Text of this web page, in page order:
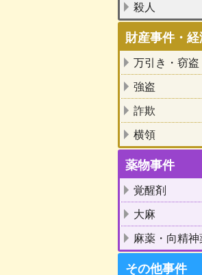
殺人
財産事件・
万引き・窃盗
強盗
詐欺
横領
薬物事件
覚醒剤
大麻
麻薬・向精神
その他事件